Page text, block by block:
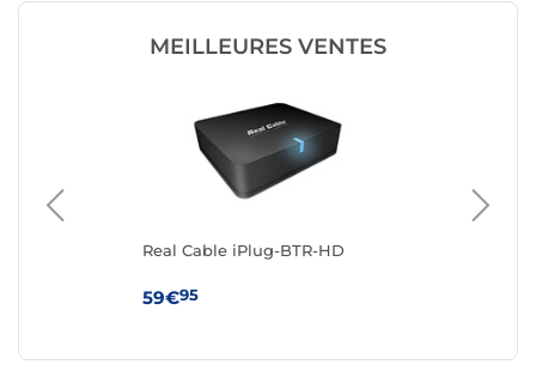
MEILLEURES VENTES
Real Cable iPlug-BTR-HD
59€95